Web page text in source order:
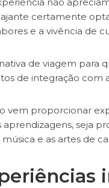
certamente
e a vivência de
de viagem para
de integração com
vem proporcionar
seja
e as artes de